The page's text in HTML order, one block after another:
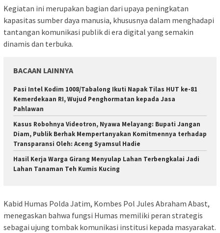
Kegiatan ini merupakan bagian dari upaya peningkatan
kapasitas sumber daya manusia, khususnya dalam menghadapi
tantangan komunikasi publik di era digital yang semakin
dinamis dan terbuka.
BACAAN LAINNYA
Pasi Intel Kodim 1008/Tabalong Ikuti Napak Tilas HUT ke-81
Kemerdekaan RI, Wujud Penghormatan kepada Jasa
Pahlawan
Kasus Robohnya Videotron, Nyawa Melayang: Bupati Jangan
Diam, Publik Berhak Mempertanyakan Komitmennya terhadap
Transparansi Oleh: Aceng Syamsul Hadie
Hasil Kerja Warga Girang Menyulap Lahan Terbengkalai Jadi
Lahan Tanaman Teh Kumis Kucing
Kabid Humas Polda Jatim, Kombes Pol Jules Abraham Abast,
menegaskan bahwa fungsi Humas memiliki peran strategis
sebagai ujung tombak komunikasi institusi kepada masyarakat.